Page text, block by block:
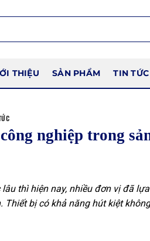
THIỆU SẢN PHẨM TIN TỨC
nghiệp trong
thì hiện nay, nhiều đơn vị đã
bị có khả năng hút kiệt